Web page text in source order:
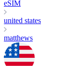
eSIM
united states
matthews